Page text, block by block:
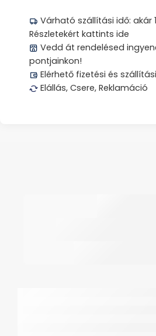
Várható szállítási idő: akár
Részletekért kattints ide
Vedd át rendelésed
pontjainkon!
Elérhető fizetési és
Elállás, Csere, Reklamáció